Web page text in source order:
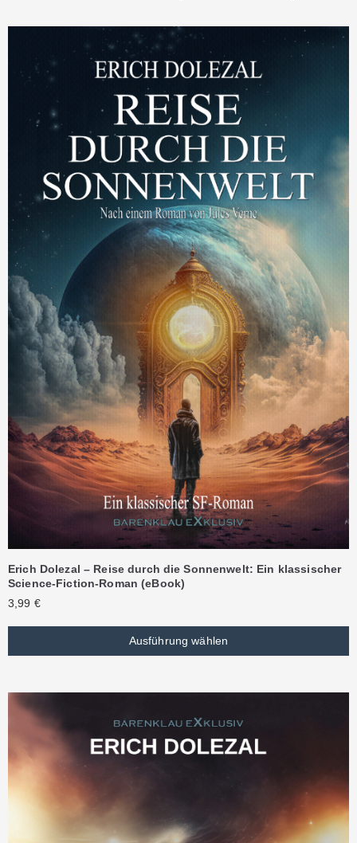
Erich Dolezal – Reise durch die Sonnenwelt: Ein klassischer
Science-Fiction-Roman (eBook)
3,99 €
Ausführung wählen